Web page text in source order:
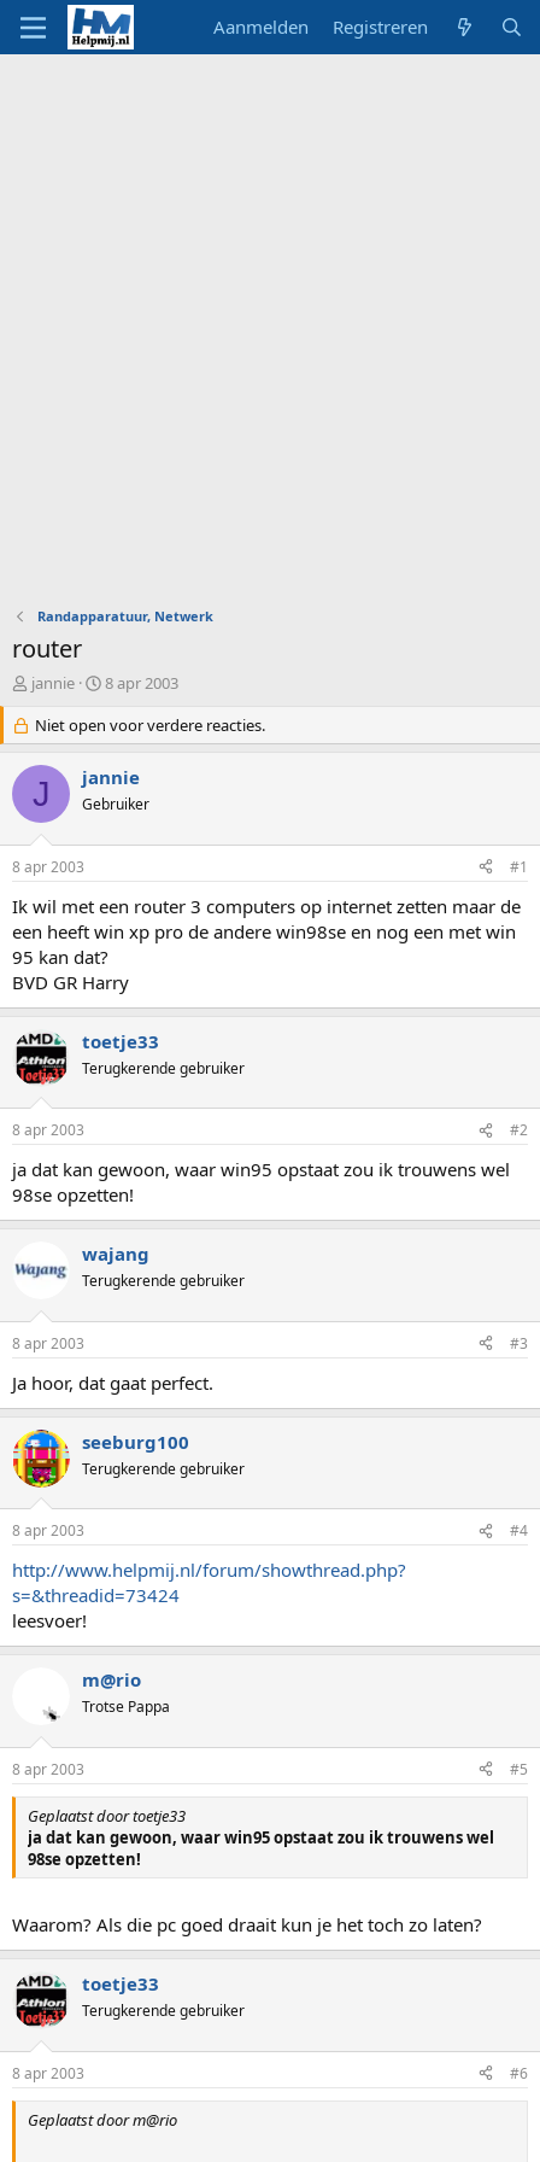
Aanmelden Registreren
Randapparatuur, Netwerk
router
O
d
e
r
w
e
s
t
a
r
t
e
r
jannie
S
a
r
d
a
m
8 apr 2003
Niet open voor verdere reacties.
J jannie
Gebruiker
8 apr 2003 #1
Ik wil met een router 3 computers op internet zetten maar de
een heeft win xp pro de andere win98se en nog een met win
95 kan dat?
BVD GR Harry
toetje33
Terugkerende gebruiker
8 apr 2003 #2
ja dat kan gewoon, waar win95 opstaat zou ik trouwens wel
98se opzetten!
wajang
Terugkerende gebruiker
8 apr 2003 #3
Ja hoor, dat gaat perfect.
seeburg100
Terugkerende gebruiker
8 apr 2003 #4
http://www.helpmij.nl/forum/showthread.php?
s=&threadid=73424
leesvoer!
m@rio
Trotse Pappa
8 apr 2003 #5
Geplaatst door toetje33
ja dat kan gewoon, waar win95 opstaat zou ik trouwens wel
98se opzetten!
Waarom? Als die pc goed draait kun je het toch zo laten?
toetje33
Terugkerende gebruiker
8 apr 2003 #6
Geplaatst door m@rio